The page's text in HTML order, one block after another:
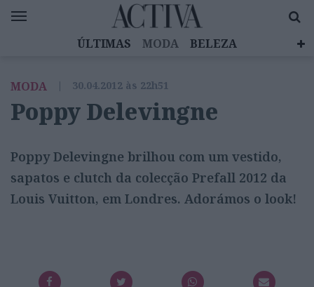
ÚLTIMAS MODA
BELEZA
EMOÇÕES
MULHERES INSPIRADORAS
DIZ QUEM SABE
ACTIVA BRAND STUDIO
MODA | 30.04.2012 às 22h51
Poppy Delevingne
Poppy Delevingne brilhou com um vestido,
sapatos e clutch da colecção Prefall 2012 da
Louis Vuitton, em Londres. Adorámos o look!